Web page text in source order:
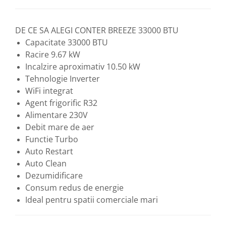
DE CE SA ALEGI CONTER BREEZE 33000 BTU
Capacitate 33000 BTU
Racire 9.67 kW
Incalzire aproximativ 10.50 kW
Tehnologie Inverter
WiFi integrat
Agent frigorific R32
Alimentare 230V
Debit mare de aer
Functie Turbo
Auto Restart
Auto Clean
Dezumidificare
Consum redus de energie
Ideal pentru spatii comerciale mari